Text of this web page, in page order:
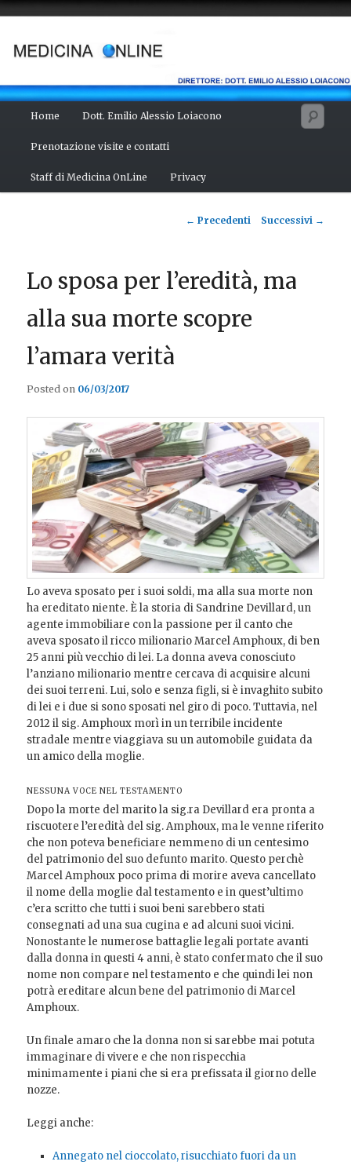
contenuto
principale
Home Dott. Emilio Alessio Loiacono
Prenotazione visite e contatti
Staff di Medicina OnLine Privacy
Navigazione
← Precedenti Successivi →
Lo sposa per l’eredità, ma
alla sua morte scopre
l’amara verità
Posted on 06/03/2017
Lo aveva sposato per i suoi soldi, ma alla sua morte non
ha ereditato niente. È la storia di Sandrine Devillard, un
agente immobiliare con la passione per il canto che
aveva sposato il ricco milionario Marcel Amphoux, di ben
25 anni più vecchio di lei. La donna aveva conosciuto
l’anziano milionario mentre cercava di acquisire alcuni
dei suoi terreni. Lui, solo e senza figli, si è invaghito subito
di lei e i due si sono sposati nel giro di poco. Tuttavia, nel
2012 il sig. Amphoux morì in un terribile incidente
stradale mentre viaggiava su un automobile guidata da
un amico della moglie.
NESSUNA VOCE NEL TESTAMENTO
Dopo la morte del marito la sig.ra Devillard era pronta a
riscuotere l’eredità del sig. Amphoux, ma le venne riferito
che non poteva beneficiare nemmeno di un centesimo
del patrimonio del suo defunto marito. Questo perchè
Marcel Amphoux poco prima di morire aveva cancellato
il nome della moglie dal testamento e in quest’ultimo
c’era scritto che tutti i suoi beni sarebbero stati
consegnati ad una sua cugina e ad alcuni suoi vicini.
Nonostante le numerose battaglie legali portate avanti
dalla donna in questi 4 anni, è stato confermato che il suo
nome non compare nel testamento e che quindi lei non
potrà ereditare alcun bene del patrimonio di Marcel
Amphoux.
Un finale amaro che la donna non si sarebbe mai potuta
immaginare di vivere e che non rispecchia
minimamente i piani che si era prefissata il giorno delle
nozze.
Leggi anche:
Annegato nel cioccolato, risucchiato fuori da un